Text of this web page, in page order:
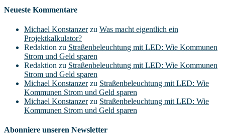
Neueste Kommentare
Michael Konstanzerzu Was macht eigentlich ein
Projektkalkulator?
Redaktion zu Straßenbeleuchtung mit LED: Wie Kommunen
Strom und Geld sparen
Redaktion zu Straßenbeleuchtung mit LED: Wie Kommunen
Strom und Geld sparen
Michael Konstanzerzu Straßenbeleuchtung mit LED: Wie
Kommunen Strom und Geld sparen
Michael Konstanzerzu Straßenbeleuchtung mit LED: Wie
Kommunen Strom und Geld sparen
Abonniere unseren Newsletter